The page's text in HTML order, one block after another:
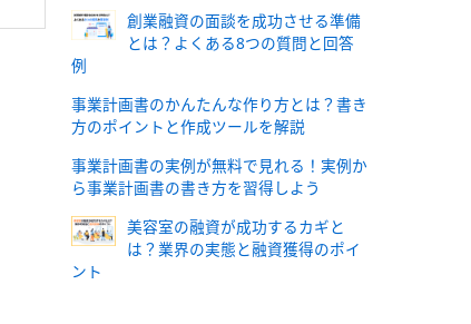
創業融資の面談を成功させる準備
とは？よくある8つの質問と回答
例
事業計画書のかんたんな作り方とは？書き
方のポイントと作成ツールを解説
事業計画書の実例が無料で見れる！実例か
ら事業計画書の書き方を習得しよう
美容室の融資が成功するカギと
は？業界の実態と融資獲得のポイ
ント